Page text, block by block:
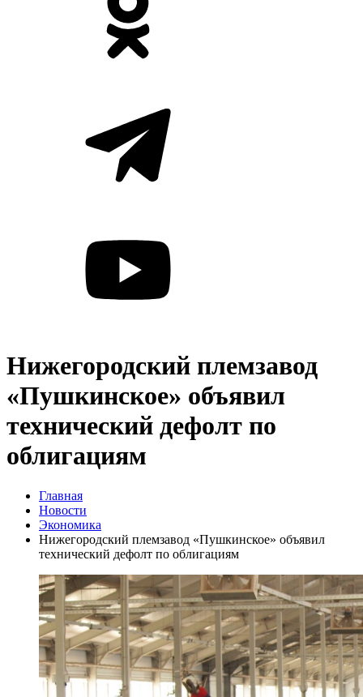
Нижегородский племзавод
«Пушкинское» объявил
технический дефолт по
облигациям
Главная
Новости
Экономика
Нижегородский племзавод «Пушкинское» объявил
технический дефолт по облигациям